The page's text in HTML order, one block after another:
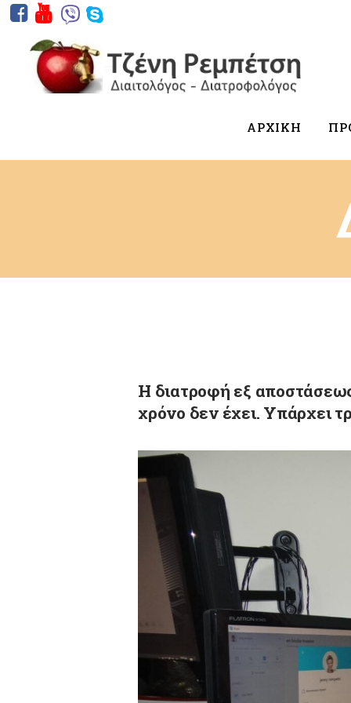
ΑΡΧΙΚΗ
Η διατροφή εξ
χρόνο δεν έχει. Υπάρχει